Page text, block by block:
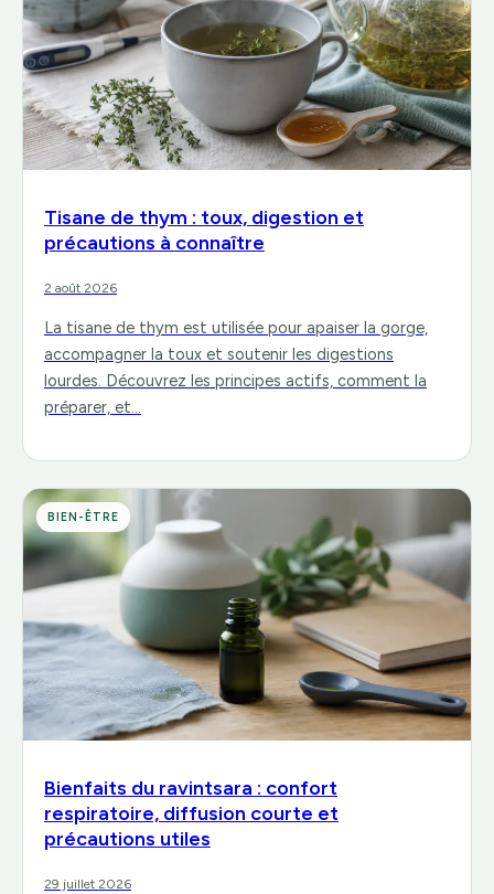
Tisane de thym : toux, digestion et
précautions à connaître
2 août 2026
La tisane de thym est utilisée pour apaiser la gorge,
accompagner la toux et soutenir les digestions
lourdes. Découvrez les principes actifs, comment la
préparer, et…
BIEN-ÊTRE
Bienfaits du ravintsara : confort
respiratoire, diffusion courte et
précautions utiles
29 juillet 2026